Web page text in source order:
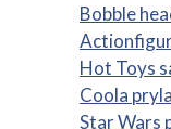
Bobble
Hot Toys
Coola
Star Wars